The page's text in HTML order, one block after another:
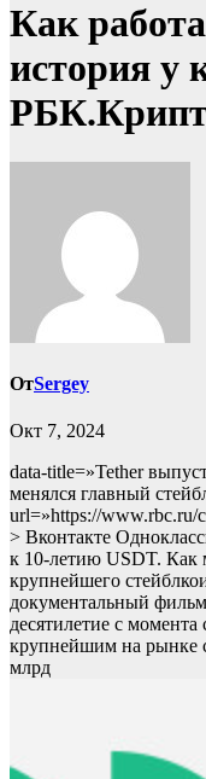
Как
история у
ОтSergey
Окт 7, 2024
data-title=»Tether
менялся главный
url=»https://www.rbc.ru/
> Вконтакте
к 10-летию USDT. Как
крупнейшего
документальный фильм
десятилетие с
крупнейшим на рынке
млрд